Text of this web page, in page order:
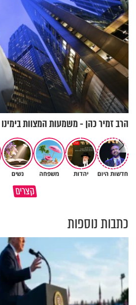
הרב זמיר כהן - משמעות המצוות בימינו
חדשות היום יהדות משפחה נשים
קצרים
תעשה עם האהבת השם שלך
כתבות נוספות